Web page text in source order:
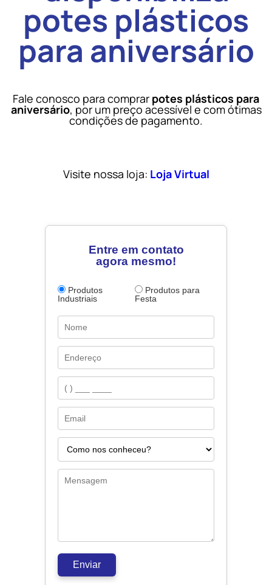
potes plásticos
para aniversário
Fale conosco para comprar potes plásticos para
aniversário, por um preço acessível e com ótimas
condições de pagamento.
Visite nossa loja: Loja Virtual
Entre em contato
agora mesmo!
Produtos
Industriais
Produtos para
Festa
Enviar